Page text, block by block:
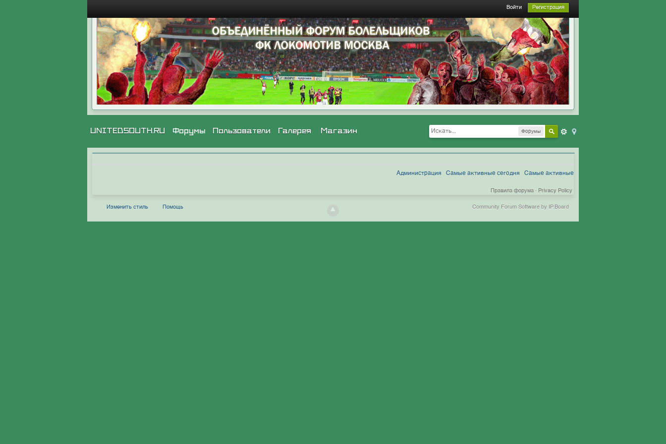
Войти Регистрация
Форумы
UNITEDSOUTH.RU Галерея Магазин
Форумы Пользователи
Администрация Самые активные сегодня Самые активные
Privacy Policy
Правила форума ·
Изменить стиль Помощь Community Forum Software by IP.Board